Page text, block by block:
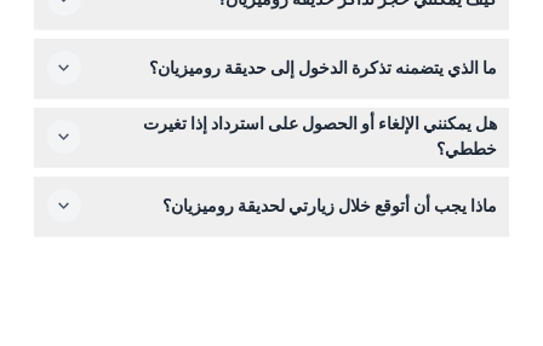
باختيار التاريخ والوقت الذي تفضله.
ما الذي يتضمنه تذكرة الدخول إلى حديقة روميزيان؟
تذكرة الدخول تشمل دخول حديقة روميزيان وجلسة علاج ضوئي
لمدة 30 دقيقة.
هل يمكنني الإلغاء أو الحصول على استرداد إذا تغيرت
خططي؟
جدولك قبل الحجز.
ماذا يجب أن أتوقع خلال زيارتي لحديقة روميزيان؟